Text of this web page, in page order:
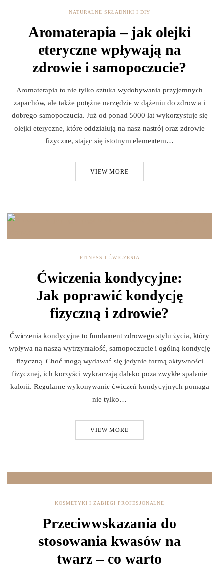
NATURALNE SKŁADNIKI I DIY
Aromaterapia – jak olejki
eteryczne wpływają na
zdrowie i samopoczucie?
Aromaterapia to nie tylko sztuka wydobywania przyjemnych
zapachów, ale także potężne narzędzie w dążeniu do zdrowia i
dobrego samopoczucia. Już od ponad 5000 lat wykorzystuje się
olejki eteryczne, które oddziałują na nasz nastrój oraz zdrowie
fizyczne, stając się istotnym elementem…
VIEW MORE
FITNESS I ĆWICZENIA
Ćwiczenia kondycyjne:
Jak poprawić kondycję
fizyczną i zdrowie?
Ćwiczenia kondycyjne to fundament zdrowego stylu życia, który
wpływa na naszą wytrzymałość, samopoczucie i ogólną kondycję
fizyczną. Choć mogą wydawać się jedynie formą aktywności
fizycznej, ich korzyści wykraczają daleko poza zwykłe spalanie
kalorii. Regularne wykonywanie ćwiczeń kondycyjnych pomaga
nie tylko…
VIEW MORE
KOSMETYKI I ZABIEGI PROFESJONALNE
Przeciwwskazania do
stosowania kwasów na
twarz – co warto